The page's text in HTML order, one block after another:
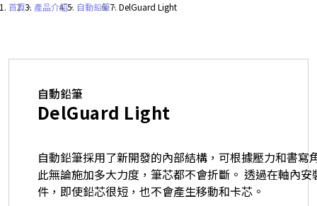
首頁・ 產品介紹・ 自動鉛筆・ DelGuard Light
自動鉛筆
DelGuard Light
自動鉛筆採用了新開發的內部結構，可根據壓力和書寫
此無論施加多大力度，筆芯都不會折斷。 透過在軸內
件，即使鉛芯很短，也不會產生移動和卡芯。